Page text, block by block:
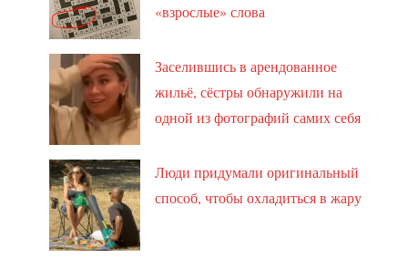
«взрослые» слова
Заселившись в арендованное
жильё, сёстры обнаружили на
одной из фотографий самих себя
Люди придумали оригинальный
способ, чтобы охладиться в жару